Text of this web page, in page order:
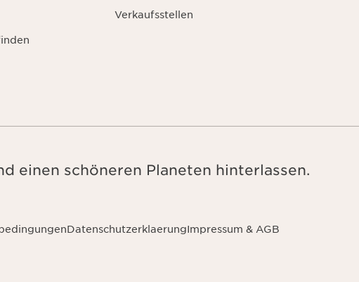
Verkaufsstellen
einen schöneren Planeten hinterlassen.
DatenschutzerklaerungImpressum & AGB